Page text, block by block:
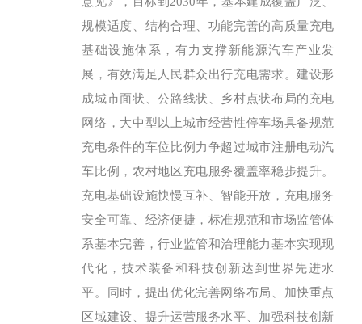
规模适度、结构合理、功能完善的高质量充电
基础设施体系，有力支撑新能源汽车产业发
展，有效满足人民群众出行充电需求。建设形
成城市面状、公路线状、乡村点状布局的充电
网络，大中型以上城市经营性停车场具备规范
充电条件的车位比例力争超过城市注册电动汽
车比例，农村地区充电服务覆盖率稳步提升。
充电基础设施快慢互补、智能开放，充电服务
安全可靠、经济便捷，标准规范和市场监管体
系基本完善，行业监管和治理能力基本实现现
代化，技术装备和科技创新达到世界先进水
平。同时，提出优化完善网络布局、加快重点
区域建设、提升运营服务水平、加强科技创新